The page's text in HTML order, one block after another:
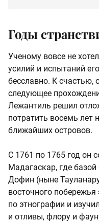
Годы
Ученому вовсе не
усилий и испытаний
бесславно. К счастью,
следующее
Лежантиль решил
потратить восемь лет
ближайших островов.
С 1761 по 1765 год он
Мадагаскар, где
Дофин (ныне
восточного побережья
по этнографии и
и отливы, флору и